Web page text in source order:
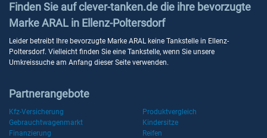
Finden Sie auf clever-tanken.de die ihre bevorzugte
Marke ARAL in Ellenz-Poltersdorf
Leider betreibt Ihre bevorzugte Marke ARAL keine Tankstelle in Ellenz-
Poltersdorf. Vielleicht finden Sie eine Tankstelle, wenn Sie unsere
Umkreissuche am Anfang dieser Seite verwenden.
Partnerangebote
Kfz-Versicherung
Produktvergleich
Gebrauchtwagenmarkt
Kindersitze
Finanzierung
Reifen